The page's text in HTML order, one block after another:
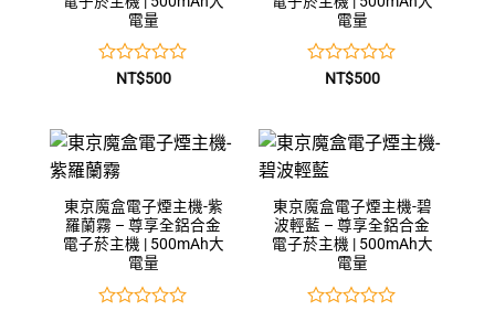
電量
滿
分
5
NT$500
電量
滿
分
5
NT$500
東京魔盒電子煙主機-紫
羅蘭霧 – 尊享全鋁合金
電子菸主機 | 500mAh大
電量
東京魔盒電子煙主機-碧
波輕藍 – 尊享全鋁合金
電子菸主機 | 500mAh大
電量